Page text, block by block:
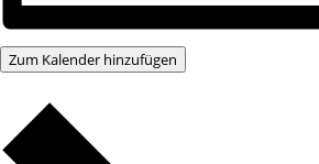
Zum Kalender hinzufügen